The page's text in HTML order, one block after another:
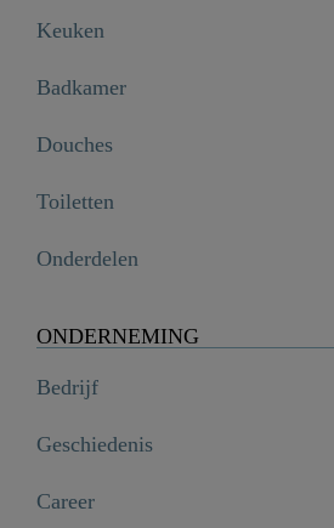
Keuken
Badkamer
Douches
Toiletten
Onderdelen
ONDERNEMING
Bedrijf
Geschiedenis
Career